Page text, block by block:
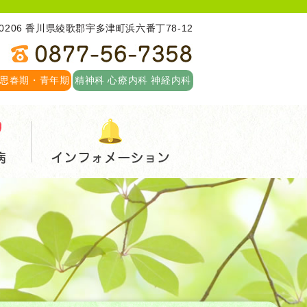
香川県綾歌郡宇多津町浜六番丁78-12
春期・青年期 精神科 心療内科 神経内科